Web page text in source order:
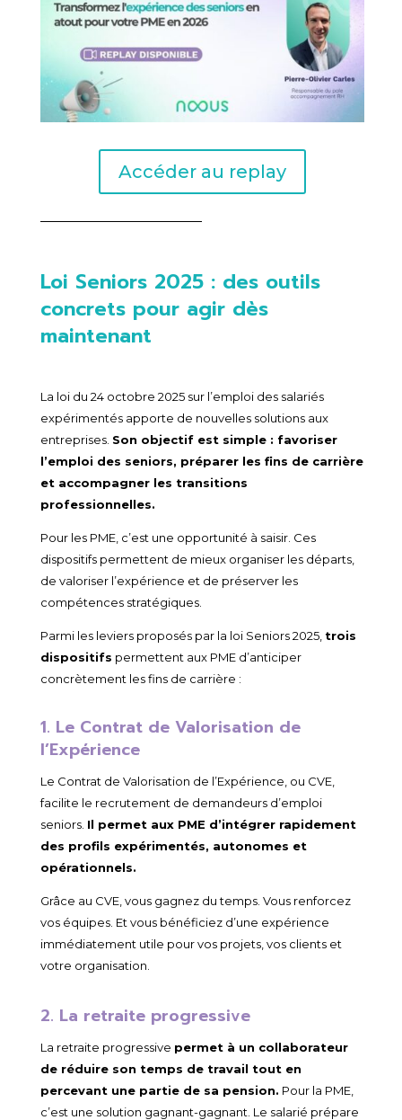
Accéder au replay
Loi Seniors 2025 : des outils
concrets pour agir dès
maintenant
La loi du 24 octobre 2025 sur l’emploi des salariés
expérimentés apporte de nouvelles solutions aux
entreprises. Son objectif est simple : favoriser
l’emploi des seniors, préparer les fins de carrière
et accompagner les transitions
professionnelles.
Pour les PME, c’est une opportunité à saisir. Ces
dispositifs permettent de mieux organiser les départs,
de valoriser l’expérience et de préserver les
compétences stratégiques.
Parmi les leviers proposés par la loi Seniors 2025, trois
dispositifs permettent aux PME d’anticiper
concrètement les fins de carrière :
1. Le Contrat de Valorisation de
l’Expérience
Le Contrat de Valorisation de l’Expérience, ou CVE,
facilite le recrutement de demandeurs d’emploi
seniors. Il permet aux PME d’intégrer rapidement
des profils expérimentés, autonomes et
opérationnels.
Grâce au CVE, vous gagnez du temps. Vous renforcez
vos équipes. Et vous bénéficiez d’une expérience
immédiatement utile pour vos projets, vos clients et
votre organisation.
2. La retraite progressive
La retraite progressive permet à un collaborateur
de réduire son temps de travail tout en
percevant une partie de sa pension. Pour la PME,
c’est une solution gagnant-gagnant. Le salarié prépare